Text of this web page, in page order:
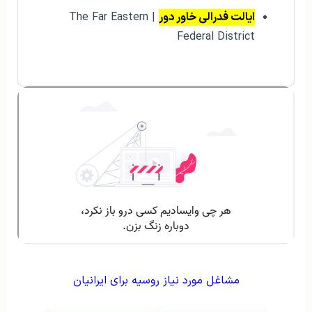
ایالت فدرالی خاور دور
| The Far Eastern
Federal District
مشاغل مورد نیاز روسیه برای ایرانیان